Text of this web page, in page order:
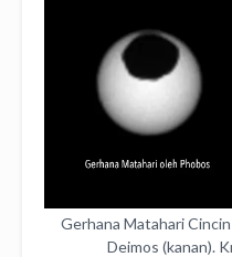
Gerhana Matahari
Deimos (kanan).